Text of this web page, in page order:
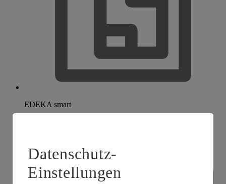
EDEKA smart
Datenschutz-
Einstellungen